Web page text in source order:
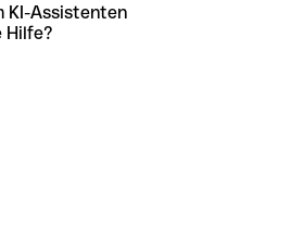
KI-Assistenten
Hilfe?